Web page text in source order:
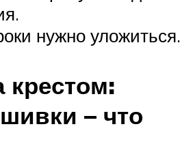
нужно уложиться.
– что